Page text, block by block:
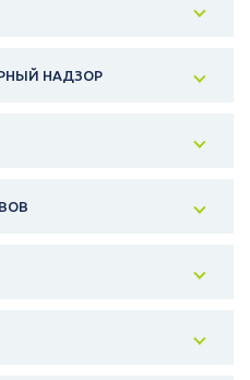
НАДЗОР